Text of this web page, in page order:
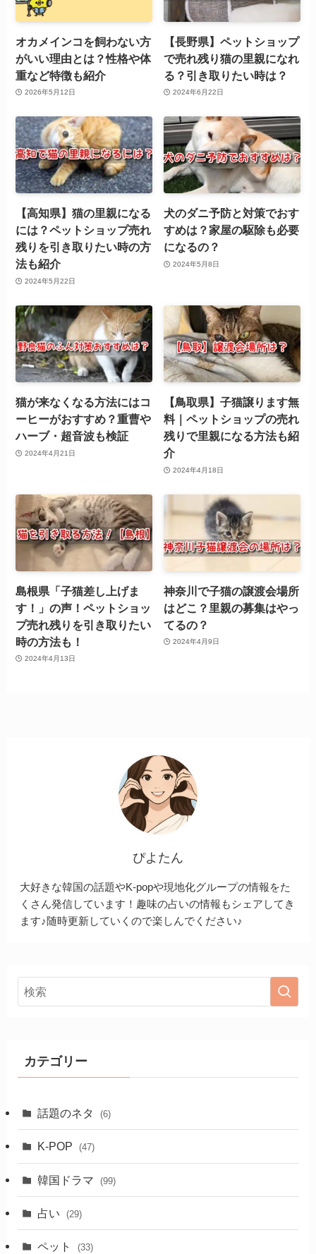
オカメインコを飼わない方
がいい理由とは？性格や体
重など特徴も紹介
2026年5月12日
【長野県】ペットショップ
で売れ残り猫の里親になれ
る？引き取りたい時は？
2024年6月22日
【高知県】猫の里親になる
には？ペットショップ売れ
残りを引き取りたい時の方
法も紹介
2024年5月22日
犬のダニ予防と対策でおす
すめは？家屋の駆除も必要
になるの？
2024年5月8日
猫が来なくなる方法にはコ
ーヒーがおすすめ？重曹や
ハーブ・超音波も検証
2024年4月21日
【鳥取県】子猫譲ります無
料｜ペットショップの売れ
残りで里親になる方法も紹
介
2024年4月18日
島根県「子猫差し上げま
す！」の声！ペットショッ
プ売れ残りを引き取りたい
時の方法も！
2024年4月13日
神奈川で子猫の譲渡会場所
はどこ？里親の募集はやっ
てるの？
2024年4月9日
ぴよたん
大好きな韓国の話題やK-popや現地化グループの情報をた
くさん発信しています！趣味の占いの情報もシェアしてき
ます♪随時更新していくので楽しんでください♪
カテゴリー
話題のネタ (6)
K-POP (47)
韓国ドラマ (99)
占い (29)
ペット (33)